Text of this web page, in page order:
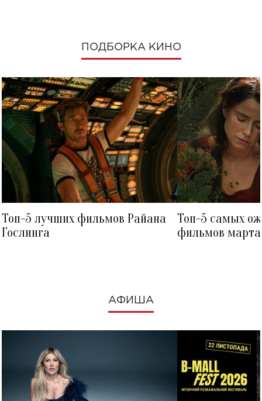
ПОДБОРКА КИНО
Топ-5 лучших фильмов Райана
Гослинга
Топ-5 самых
фильмов
АФИША